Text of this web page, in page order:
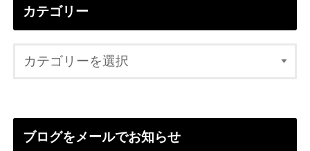
カテゴリー
ブログをメールでお知らせ